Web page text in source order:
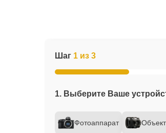
Шаг 1 из 3
1. Выберите Ваше
Фотоаппарат